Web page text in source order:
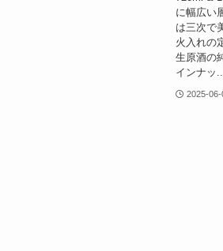
に幅広い
は三次で
火入れの
生原酒の
インナッ
2025-06-